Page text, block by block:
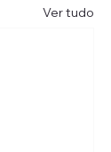
Ver tudo